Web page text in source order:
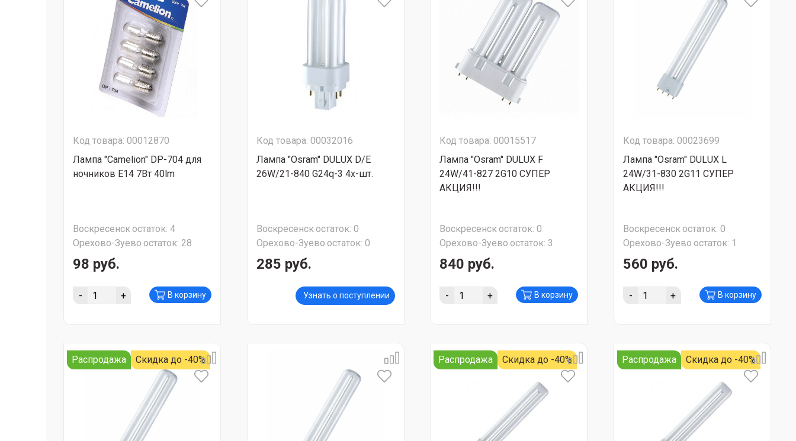
Код товара: 00012870
Лампа "Camelion" DP-704 для
ночников Е14 7Вт 40lm
Воскресенскостаток: 4
Орехово-Зуево остаток: 28
98 руб.
- + В корзину
Код товара: 00032016
Лампа "Osram" DULUX D/E
26W/21-840 G24q-3 4х-шт.
Воскресенскостаток: 0
Орехово-Зуево остаток: 0
285 руб.
Узнать о поступлении
Код товара: 00015517
Лампа "Osram" DULUX F
24W/41-827 2G10 СУПЕР
АКЦИЯ!!!
Воскресенскостаток: 0
Орехово-Зуево остаток: 3
840 руб.
- + В корзину
Код товара: 00023699
Лампа "Osram" DULUX L
24W/31-830 2G11 СУПЕР
АКЦИЯ!!!
Воскресенскостаток: 0
Орехово-Зуево остаток: 1
560 руб.
- + В корзину
Распродажа Скидка до -40% Распродажа Скидка до -40% Распродажа Скидка до -40%